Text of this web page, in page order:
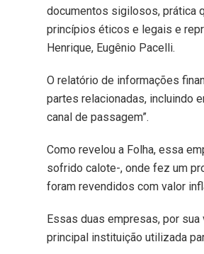
documentos sigilosos, prática
princípios éticos e legais e
Henrique, Eugênio Pacelli.
O relatório de informações
partes relacionadas, incluindo
canal de passagem”.
Como revelou a Folha, essa
sofrido calote-, onde fez um
foram revendidos com valor
Essas duas empresas, por
principal instituição utilizada